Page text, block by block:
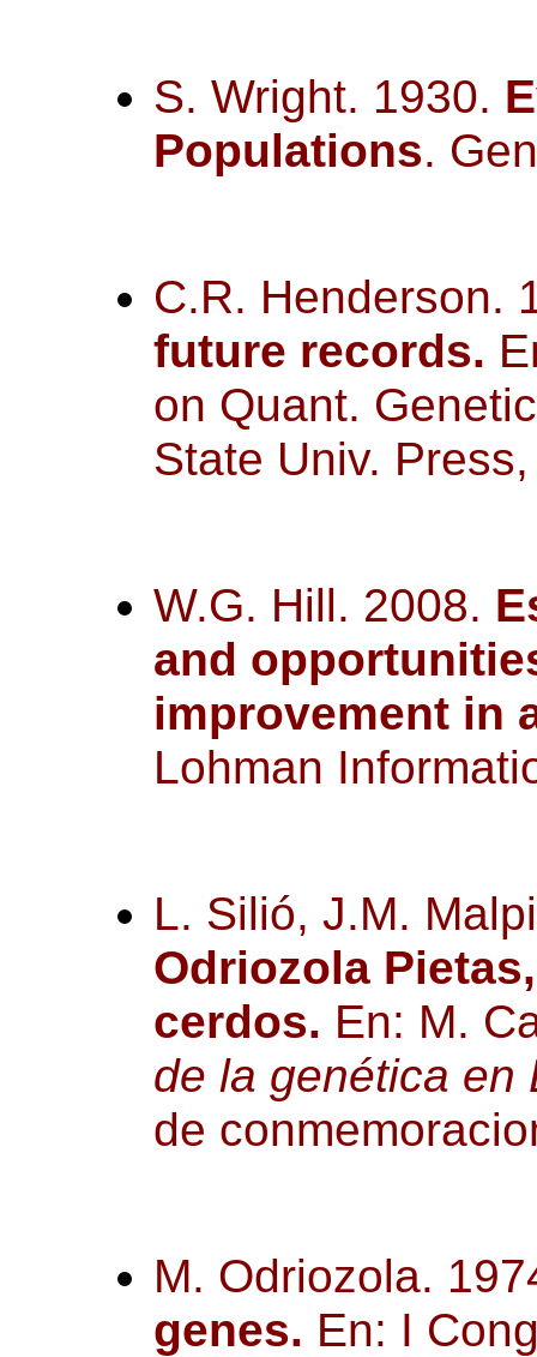
S. Wright. 1930.
Populations.
C.R. Henderson.
future records.
on Quant.
State Univ.
W.G. Hill. 2008.
and
improvement in
Lohman
L. Silió, J.M.
Odriozola
cerdos. En: M.
de la genética en
de
M. Odriozola.
genes. En: I